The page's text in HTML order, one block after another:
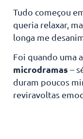
Tudo começou
queria relaxar,
longa me
Foi quando uma
microdramas –
duram poucos
reviravoltas